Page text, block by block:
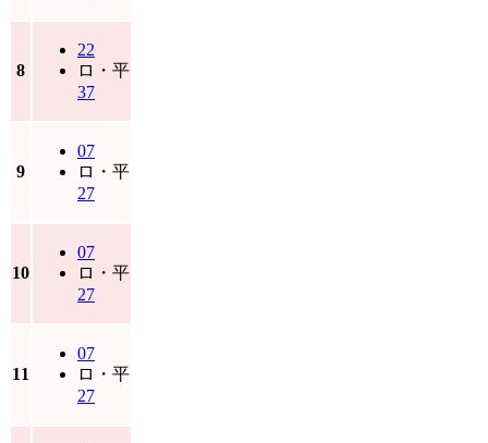
8
22
ロ・平
37
9
07
ロ・平
27
10
07
ロ・平
27
11
07
ロ・平
27